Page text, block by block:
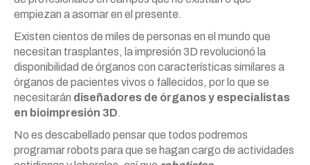
empiezan a asomar en el presente.
Existen cientos de miles de personas en el mundo que
necesitan trasplantes, la impresión 3D revolucionó la
disponibilidad de órganos con características similares a
órganos de pacientes vivos o fallecidos, por lo que se
necesitarán diseñadores de órganos y especialistas
en bioimpresión 3D.
No es descabellado pensar que todos podremos
programar robots para que se hagan cargo de actividades